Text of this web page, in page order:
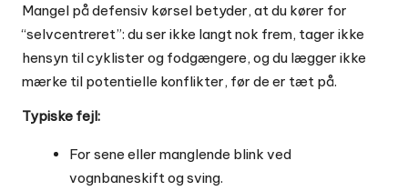
Mangel på defensiv kørsel betyder, at du kører for
“selvcentreret”: du ser ikke langt nok frem, tager ikke
hensyn til cyklister og fodgængere, og du lægger ikke
mærke til potentielle konflikter, før de er tæt på.
Typiske fejl:
For sene eller manglende blink ved
vognbaneskift og sving.